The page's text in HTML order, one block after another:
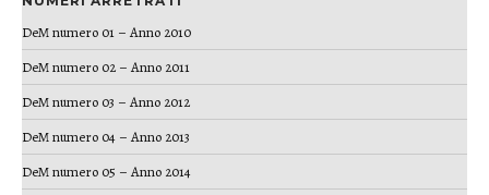
DeM numero 01 – Anno 2010
DeM numero 02 – Anno 2011
DeM numero 03 – Anno 2012
DeM numero 04 – Anno 2013
DeM numero 05 – Anno 2014